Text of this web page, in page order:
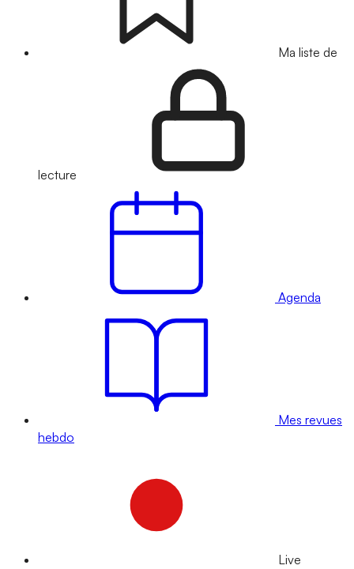
Ma liste de
lecture
Agenda
Mes revues
hebdo
Live